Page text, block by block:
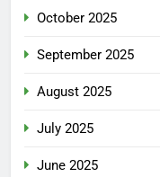
October 2025
September 2025
August 2025
July 2025
June 2025